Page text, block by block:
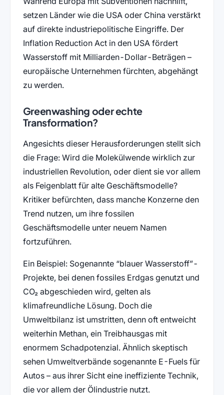
setzen Länder wie die USA oder China verstärkt
auf direkte industriepolitische Eingriffe. Der
Inflation Reduction Act in den USA fördert
Wasserstoff mit Milliarden-Dollar-Beträgen –
europäische Unternehmen fürchten, abgehängt
zu werden.
Greenwashing oder echte
Transformation?
Angesichts dieser Herausforderungen stellt sich
die Frage: Wird die Molekülwende wirklich zur
industriellen Revolution, oder dient sie vor allem
als Feigenblatt für alte Geschäftsmodelle?
Kritiker befürchten, dass manche Konzerne den
Trend nutzen, um ihre fossilen
Geschäftsmodelle unter neuem Namen
fortzuführen.
Ein Beispiel: Sogenannte “blauer Wasserstoff”-
Projekte, bei denen fossiles Erdgas genutzt und
CO₂ abgeschieden wird, gelten als
klimafreundliche Lösung. Doch die
Umweltbilanz ist umstritten, denn oft entweicht
weiterhin Methan, ein Treibhausgas mit
enormem Schadpotenzial. Ähnlich skeptisch
sehen Umweltverbände sogenannte E-Fuels für
Autos – aus ihrer Sicht eine ineffiziente Technik,
die vor allem der Ölindustrie nutzt.